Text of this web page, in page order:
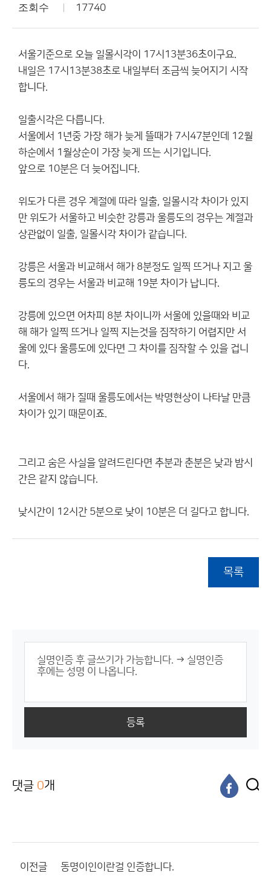
조회수 17740
서울기준으로 오늘 일몰시각이 17시13분36초이구요.
내일은 17시13분38초로 내일부터 조금씩 늦어지기 시작
합니다.
일출시각은 다릅니다.
서울에서 1년중 가장 해가 늦게 뜰때가 7시47분인데 12월
하순에서 1월상순이 가장 늦게 뜨는 시기입니다.
앞으로 10분은 더 늦어집니다.
위도가 다른 경우 계절에 따라 일출, 일몰시각 차이가 있지
만 위도가 서울하고 비슷한 강릉과 울릉도의 경우는 계절과
상관없이 일출, 일몰시각 차이가 같습니다.
강릉은 서울과 비교해서 해가 8분정도 일찍 뜨거나 지고 울
릉도의 경우는 서울과 비교해 19분 차이가 납니다.
강릉에 있으면 어차피 8분 차이니까 서울에 있을때와 비교
해 해가 일찍 뜨거나 일찍 지는것을 짐작하기 어렵지만 서
울에 있다 울릉도에 있다면 그 차이를 짐작할 수 있을 겁니
다.
서울에서 해가 질때 울릉도에서는 박명현상이 나타날 만큼
차이가 있기 때문이죠.
그리고 숨은 사실을 알려드린다면 추분과 춘분은 낮과 밤시
간은 같지 않습니다.
낮시간이 12시간 5분으로 낮이 10분은 더 길다고 합니다.
목록
등록
댓글 0개
이전글 동명이인이란걸 인증합니다.